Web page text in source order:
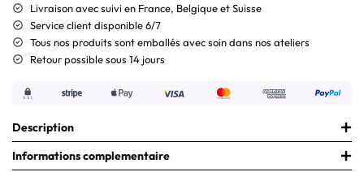
Livraisonavec suivi en France, Belgique et Suisse
Service client disponible 6/7
Tous nos produits sont emballés avec soin dans nos ateliers
Retour possible sous 14 jours
Description
Informations complementaire